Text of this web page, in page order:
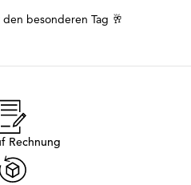
besonderen Tag 🥂
Rechnung